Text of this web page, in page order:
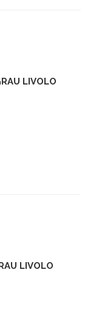
LIVOLO
LIVOLO